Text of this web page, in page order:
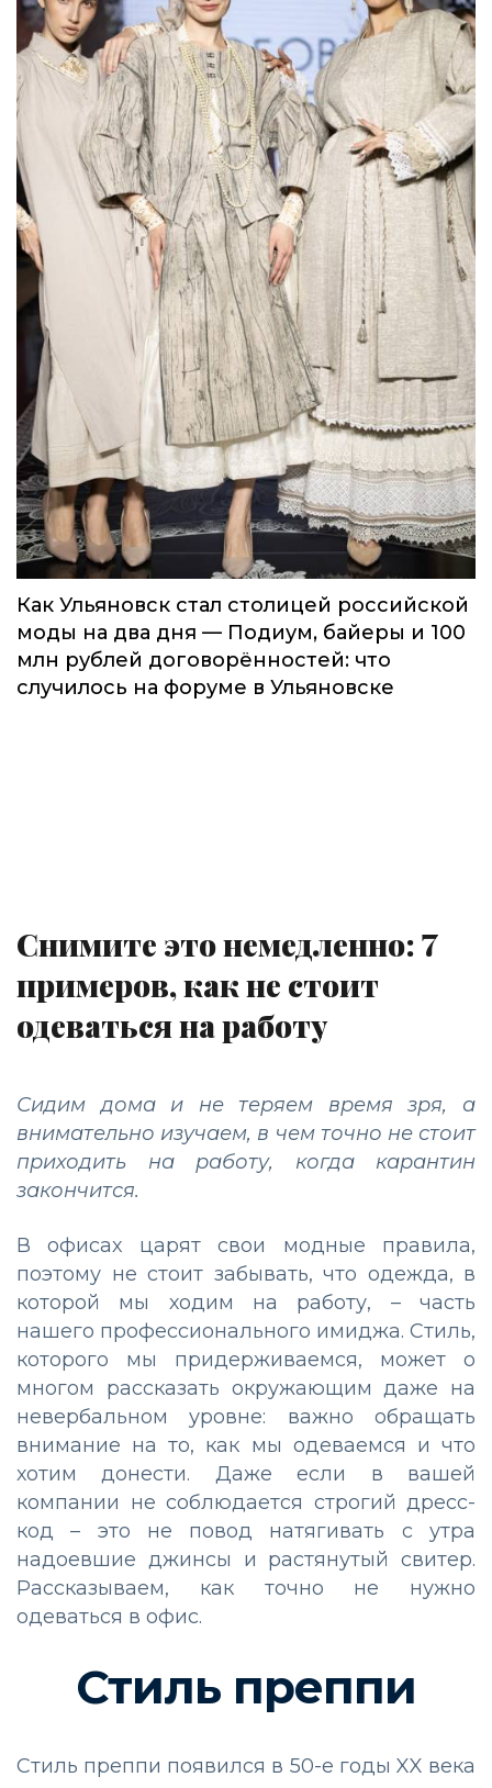
Как Ульяновск стал столицей российской
моды на два дня — Подиум, байеры и 100
млн рублей договорённостей: что
случилось на форуме в Ульяновске
Снимите это немедленно: 7
примеров, как не стоит
одеваться на работу
Сидим дома и не теряем время зря, а
внимательно изучаем, в чем точно не стоит
приходить на работу, когда карантин
закончится.
В офисах царят свои модные правила,
поэтому не стоит забывать, что одежда, в
которой мы ходим на работу, –часть
нашего профессионального имиджа. Стиль,
которого мы придерживаемся, может о
многом рассказать окружающим даже на
невербальном уровне: важно обращать
внимание на то, как мы одеваемся и что
хотим донести. Даже если в вашей
компании не соблюдается строгий дресс-
код– это не повод натягивать с утра
надоевшие джинсы и растянутый свитер.
Рассказываем, как точно не нужно
одеваться в офис.
Стиль преппи
Стиль преппи появился в 50-е годы XX века